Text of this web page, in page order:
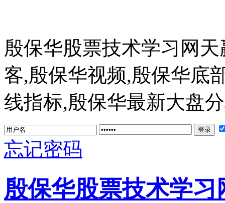
殷保华股票技术学习网
客,殷保华视频,殷保华底
线指标,殷保华最新大盘
忘记密码
殷保华股票技术学